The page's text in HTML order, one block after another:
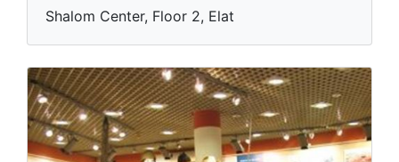
Shalom Center, Floor 2, Elat